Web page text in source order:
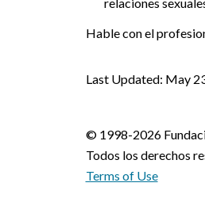
Hable con el
Last Updated: May
© 1998-2026
Todos los derechos
Terms of Use